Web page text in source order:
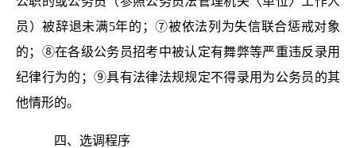
员）被辞退未满5年的；⑦被依法列为失信联合惩戒对象
的；⑧在各级公务员招考中被认定有舞弊等严重违反录用
纪律行为的；⑨具有法律法规规定不得录用为公务员的其
他情形的。
四、选调程序